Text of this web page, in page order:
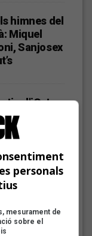
himnes del
Miquel
Sanjosex
d'iCat
i
la Plaça
personals
mesurament de
sobre el